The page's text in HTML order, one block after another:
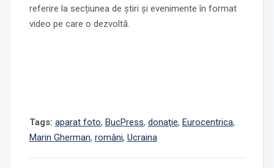
referire la secțiunea de știri și evenimente în format
video pe care o dezvoltă.
Tags: aparat foto, BucPress, donaţie, Eurocentrica,
Marin Gherman, români, Ucraina